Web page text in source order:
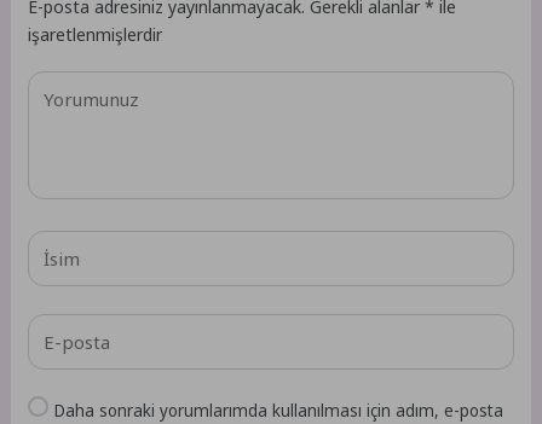
E-posta adresiniz yayınlanmayacak. Gerekli alanlar* ile
işaretlenmişlerdir
Daha sonraki yorumlarımda kullanılması için adım, e-posta